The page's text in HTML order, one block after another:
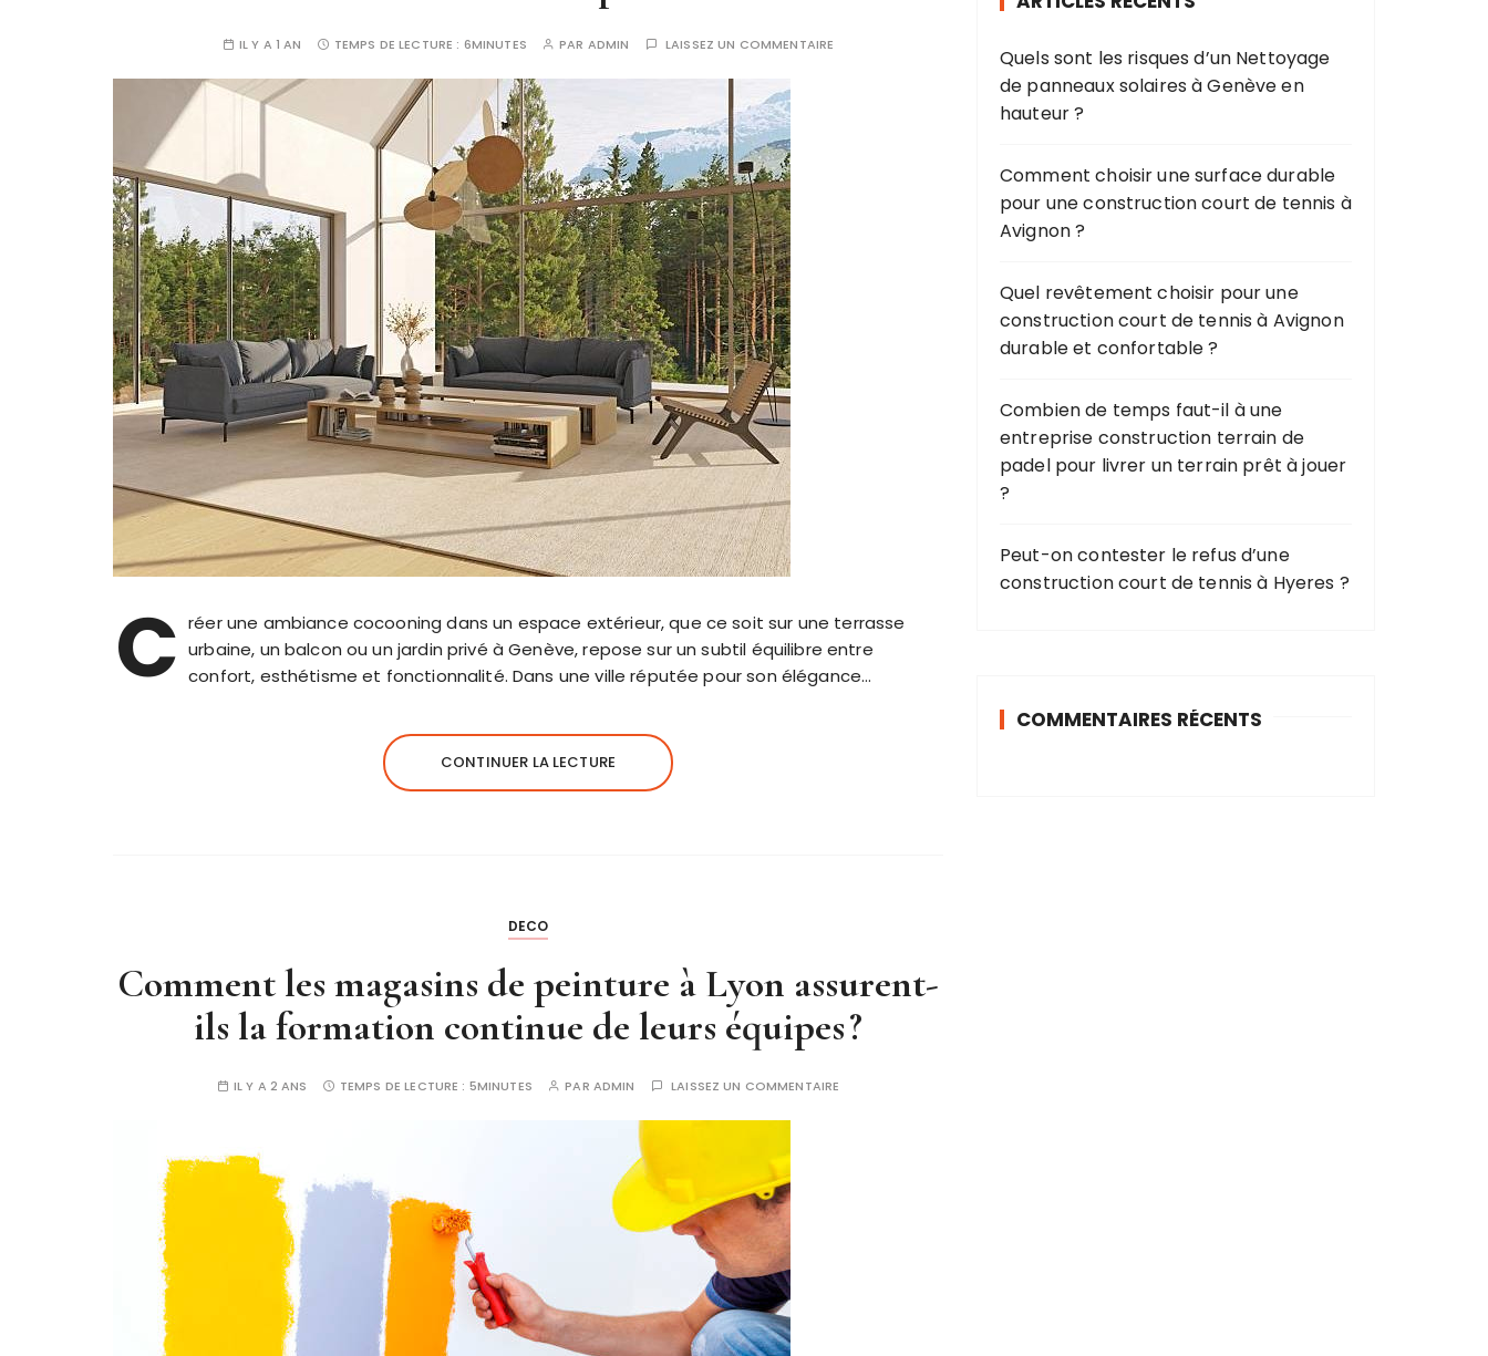
IL Y A 1 AN TEMPS DE LECTURE : 6MINUTES PAR ADMIN LAISSEZ UN COMMENTAIRE
C réer une ambiance cocooning dans un espace extérieur, que ce soit sur une terrasse
urbaine, un balcon ou un jardin privé à Genève, repose sur un subtil équilibre entre
confort, esthétisme et fonctionnalité. Dans une ville réputée pour son élégance…
CONTINUER LA LECTURE
DECO
Comment les magasins de peinture à Lyon assurent-
ils la formation continue de leurs équipes ?
IL Y A 2 ANS TEMPS DE LECTURE : 5MINUTES PAR ADMIN LAISSEZ UN COMMENTAIRE
e
p
o
r
:
Quels sont les risques d’un Nettoyage
de panneaux solaires à Genève en
hauteur ?
Comment choisir une surface durable
pour une construction court de tennis à
Avignon ?
Quel revêtement choisir pour une
construction court de tennis à Avignon
durable et confortable ?
Combien de temps faut-il à une
entreprise construction terrain de
padel pour livrer un terrain prêt à jouer
?
Peut-on contester le refus d’une
construction court de tennis à Hyeres ?
COMMENTAIRES RÉCENTS